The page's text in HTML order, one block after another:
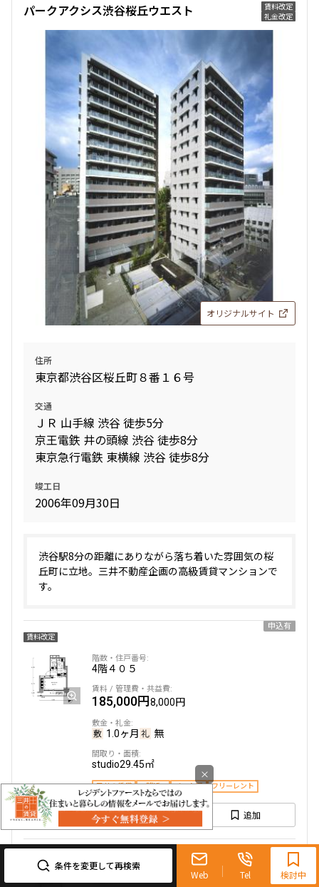
条件を変更して再検索
Web Tel
0120-321-719
9:30~18:00（水曜定休）
検討中
賃料改定
礼金改定
パークアクシス渋谷桜丘ウエスト
オリジナルサイト
住所
東京都渋谷区桜丘町８番１６号
交通
ＪＲ 山手線 渋谷 徒歩5分
京王電鉄 井の頭線 渋谷 徒歩8分
東京急行電鉄 東横線 渋谷 徒歩8分
竣工日
2006年09月30日
渋谷駅8分の距離にありながら落ち着いた雰囲気の桜
丘町に立地。三井不動産企画の高級賃貸マンションで
す。
賃料改定
申込有
4階４０５
185,000円8,000円
1.0ヶ月 無
studio29.45㎡
三井の賃貸 駅近 ペット可 フリーレント
お問合せ 追加
×